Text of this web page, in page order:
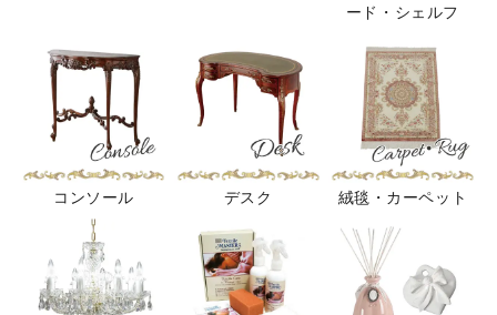
ード・シェルフ
コンソール デスク 絨毯・カーペット